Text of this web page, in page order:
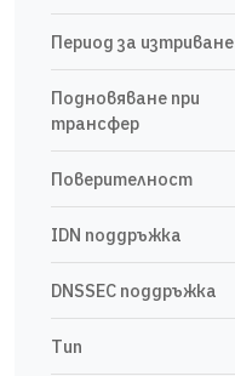
Период за изтриване
Подновяване при
трансфер
Поверителност
IDN поддръжка
DNSSEC поддръжка
Тип